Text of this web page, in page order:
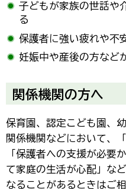
子どもが家族の世話や
る
保護者に強い疲れや不
妊娠中や産後の方など
関係機関の方へ
保育園、認定こども園、
関係機関などにおいて、
「保護者への支援が必要
て家庭の生活が心配」な
なることがあるときはご